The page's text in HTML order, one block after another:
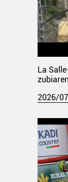
La
2026/